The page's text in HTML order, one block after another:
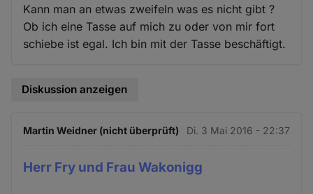
Kann man an etwas zweifeln was es nicht gibt ?
Ob ich eine Tasse auf mich zu oder von mir fort
schiebe ist egal. Ich bin mit der Tasse beschäftigt.
Diskussion anzeigen
Martin Weidner (nicht überprüft) Di. 3 Mai 2016 - 22:37
Herr Fry und Frau Wakonigg